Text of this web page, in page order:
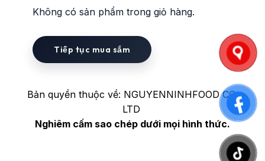
Không có sản phẩm trong giỏ hàng.
Tiếp tục mua sắm
Bản quyền thuộc về: NGUYENNINHFOOD CO.
LTD
Nghiêm cấm sao chép dưới mọi hình thức.